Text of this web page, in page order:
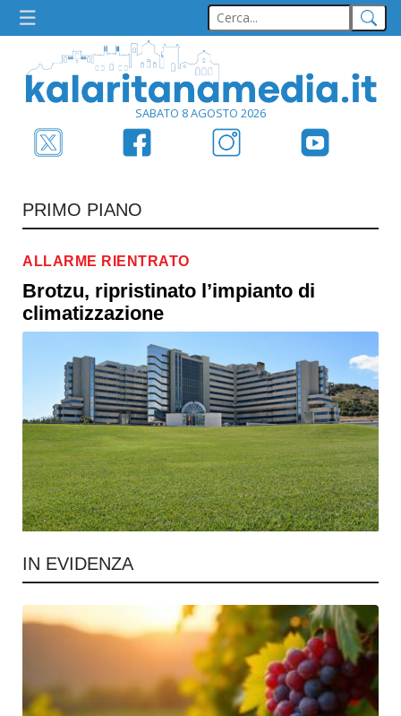
SABATO 8 AGOSTO 2026
PRIMO PIANO
ALLARME RIENTRATO
Brotzu, ripristinato l’impianto di
climatizzazione
IN EVIDENZA